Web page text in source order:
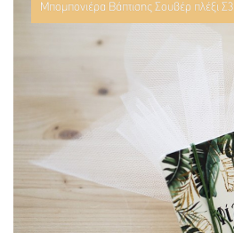
Μπομπονιέρα Βάπτισης Σουβέρ πλέξι Σ3